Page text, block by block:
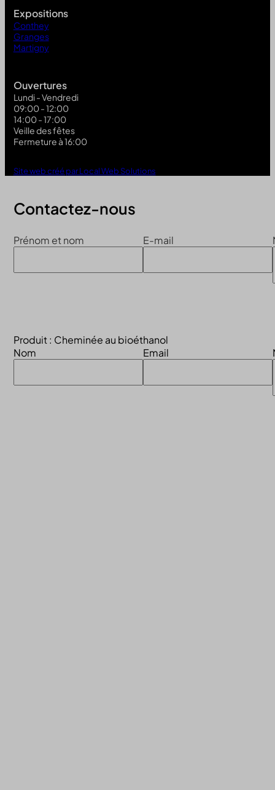
Expositions
Conthey
Granges
Martigny
Ouvertures
Lundi - Vendredi
09:00 - 12:00
14:00 - 17:00
Veille des fêtes
Fermeture à 16:00
Site web créé par Local Web Solutions
Contactez-nous
Prénom et nom E-mail
Produit : Cheminée au bioéthanol
Nom
Email